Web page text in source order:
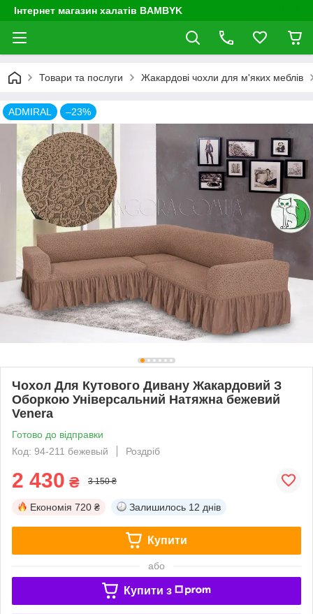
Інтернет магазин халатів BAMBYK
Товари та послуги Жакардові чохли для м'яких меблів
ADMIRAL –23%
Чохол Для Кутового Дивану Жакардовий З
Оборкою Універсальний Натяжна бежевий
Venera
Готово до відправки
Код: 94-211 бежевый
Роздріб
2 430 ₴ 3 150 ₴
Економія 720 ₴ Залишилось 12 днів
Купити
або
Купити з